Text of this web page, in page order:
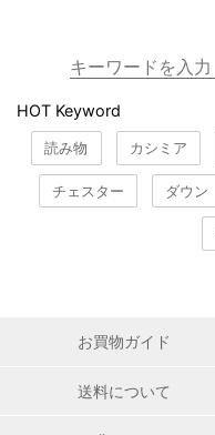
HOT Keyword
読み物 カシミア
チェスター ダウン
お買物ガイド
送料について